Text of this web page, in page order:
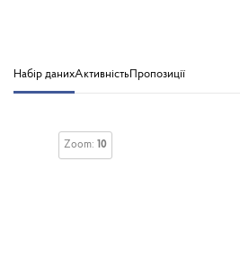
Набір данихАктивність Пропозиції
Zoom: 10